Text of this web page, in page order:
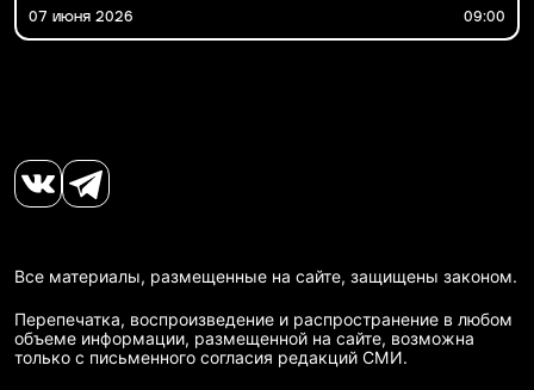
07 июня 2026 09:00
Все материалы, размещенные на сайте, защищены законом.
Перепечатка, воспроизведение и распространение в любом
объеме информации, размещенной на сайте, возможна
только с письменного согласия редакций СМИ.